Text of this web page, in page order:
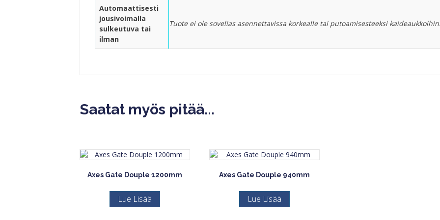
Automaattisesti
jousivoimalla
sulkeutuva tai
ilman
Tuote ei ole sovelias asennettavissa korkealle tai putoamisesteeksi
Saatat myös pitää...
Axes Gate Douple 1200mm
Lue Lisää
Axes Gate Douple 940mm
Lue Lisää